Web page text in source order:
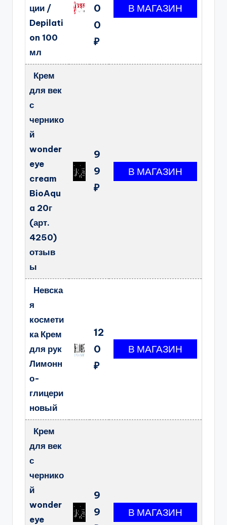
ции /
Depilati
on 100
мл
0
0
₽
Крем
для век
с
чернико
й
wonder
eye
cream
BioAqu
a 20г
(арт.
4250)
отзыв
ы
9
9
₽
Невска
я
космети
ка Крем
для рук
Лимонн
о-
глицери
новый
12
0
₽
Крем
для век
с
чернико
й
wonder
eye
9
9